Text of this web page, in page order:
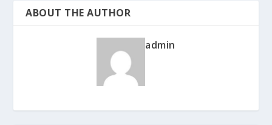
ABOUT THE AUTHOR
admin